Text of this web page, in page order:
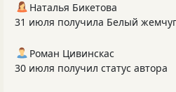
Наталья Бикетова
31 июля получила Белый жемчуг
Роман Цивинскас
30 июля получил статус автора